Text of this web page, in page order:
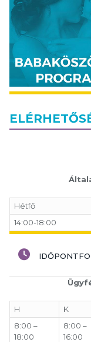
Hétfő
14:00-18:00
H K
8:00 –
18:00
8:00 –
16:00